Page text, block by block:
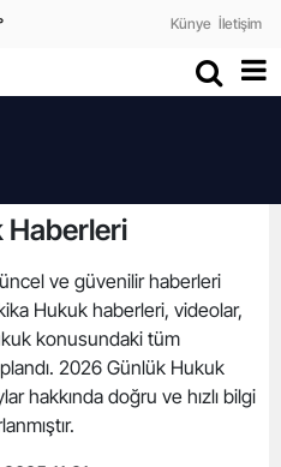
Künye İletişim
Haberleri
ve güvenilir haberleri
Hukuk haberleri, videolar,
konusundaki tüm
2026 Günlük Hukuk
hakkında doğru ve hızlı bilgi